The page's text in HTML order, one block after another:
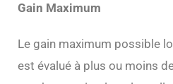
Gain Maximum
Le gain maximum possible
est évalué à plus ou moins